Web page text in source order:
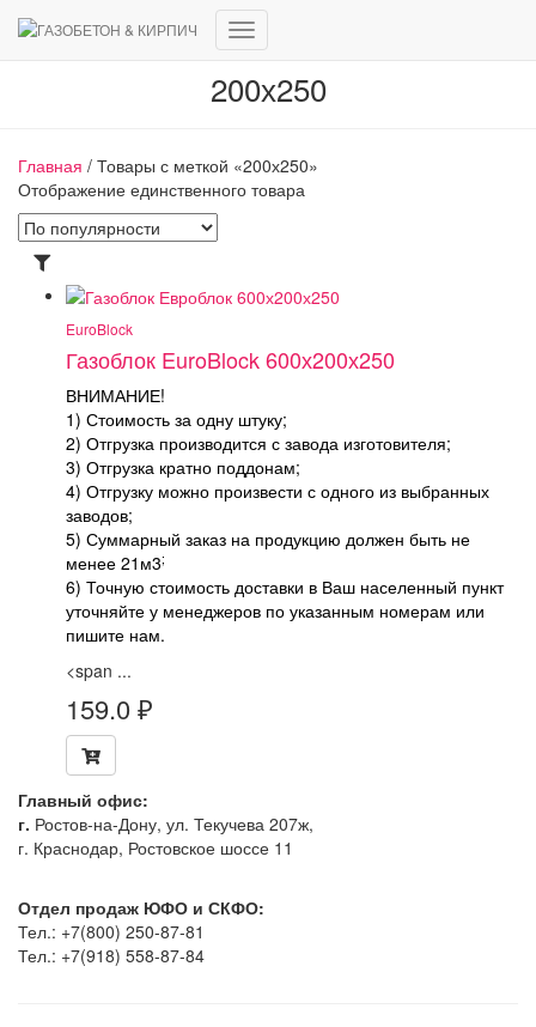
Переключить
200х250
Главная / Товары с меткой «200х250»
Отображение единственного товара
EuroBlock
Газоблок EuroBlock 600х200х250
ВНИМАНИЕ!
1) Стоимость за одну штуку;
2) Отгрузка производится с завода изготовителя;
3) Отгрузка кратно поддонам;
4) Отгрузку можно произвести с одного из выбранных
заводов;
5) Суммарный заказ на продукцию должен быть не
менее 21м3;
6) Точную стоимость доставки в Ваш населенный пункт
уточняйте у менеджеров по указанным номерам или
пишите нам.
<span ...
159.0 ₽
Главный офис:
г. Ростов-на-Дону, ул. Текучева 207ж,
г. Краснодар, Ростовское шоссе 11
Отдел продаж ЮФО и СКФО:
Тел.: +7(800) 250-87-81
Тел.: +7(918) 558-87-84